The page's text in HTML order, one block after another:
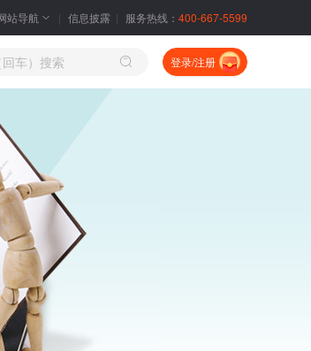
站导航 信息披露 服务热线： 400-667-5599
登录/注册